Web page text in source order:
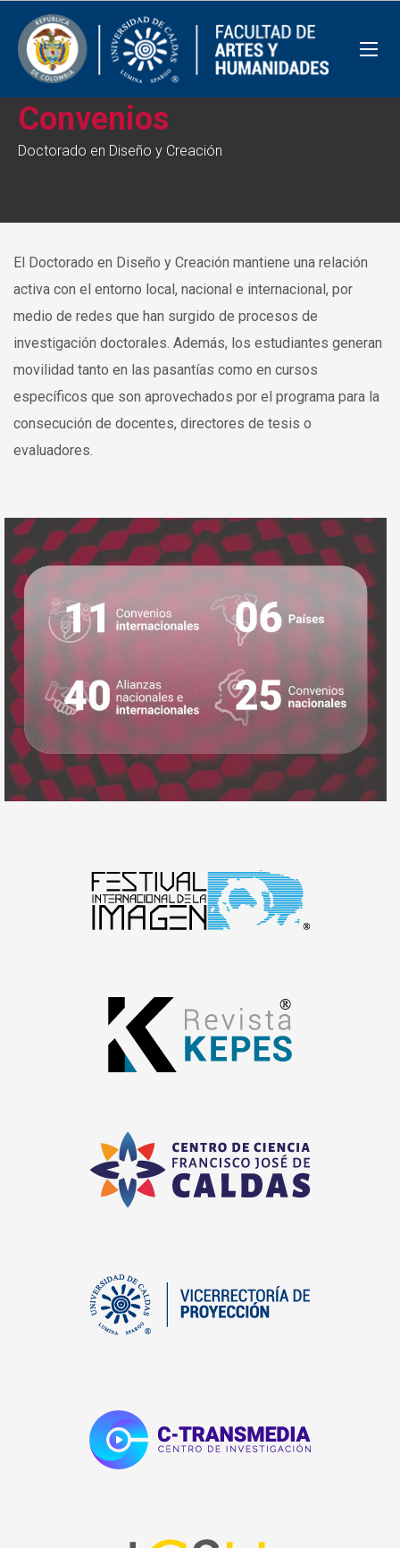
Convenios
Doctorado en Diseño y Creación
El Doctorado en Diseño y Creación mantiene una relación
activa con el entorno local, nacional e internacional, por
medio de redes que han surgido de procesos de
investigación doctorales. Además, los estudiantes generan
movilidad tanto en las pasantías como en cursos
específicos que son aprovechados por el programa para la
consecución de docentes, directores de tesis o
evaluadores.